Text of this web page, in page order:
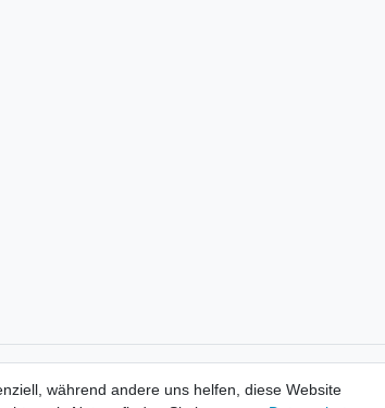
verkaufen
Wir versenden mit
während andere uns helfen, diese Website